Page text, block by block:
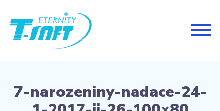
7-narozeniny-nadace-24-